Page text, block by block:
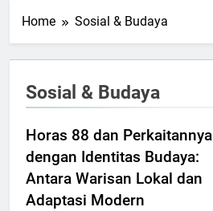
Home Sosial & Budaya
Sosial & Budaya
Horas 88 dan Perkaitannya
dengan Identitas Budaya:
Antara Warisan Lokal dan
Adaptasi Modern